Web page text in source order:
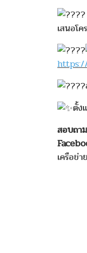
เสนอโ
ตั้ง
สอบถา
เครือข่